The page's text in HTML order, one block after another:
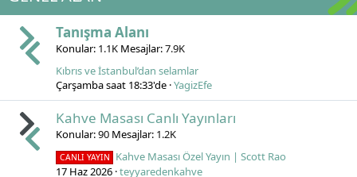
Tanışma Alanı
Konular 1.1K Mesajlar 7.9K
Kıbrıs ve İstanbul’dan selamlar
Çarşamba saat 18:33'de YagizEfe
Kahve Masası Canlı Yayınları
Konular 90 Mesajlar 1.2K
CANLI YAYIN
Kahve Masası Özel Yayın | Scott Rao
17 Haz 2026 teyyaredenkahve